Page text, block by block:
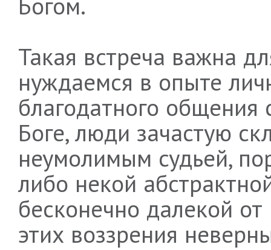
Такая встреча важна
нуждаемся в опыте
благодатного
Боге, люди зачастую
неумолимым судьей,
либо некой
бесконечно далекой
этих воззрения